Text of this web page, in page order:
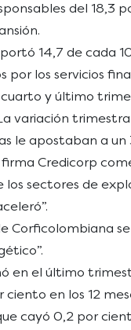
del
14,7 de cada
por los servicios
y último
variación
le apostaban a
Credicorp
sectores de
Corficolombiana
en el último
en los 12
cayó 0,2 por